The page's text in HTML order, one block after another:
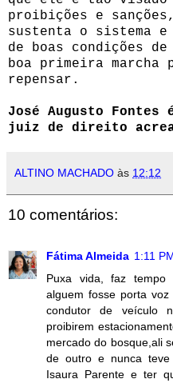
proibições e
sustenta o sistema
de boas condições
boa primeira marcha
repensar.
José Augusto
juiz de direito
ALTINO MACHADO às 12:12
10 comentários:
Fátima Almeida 1:11
Puxa vida, faz
alguem fosse porta
condutor de veículo
proibirem
mercado do bosque,ali
de outro e nunca
Isaura Parente e ter